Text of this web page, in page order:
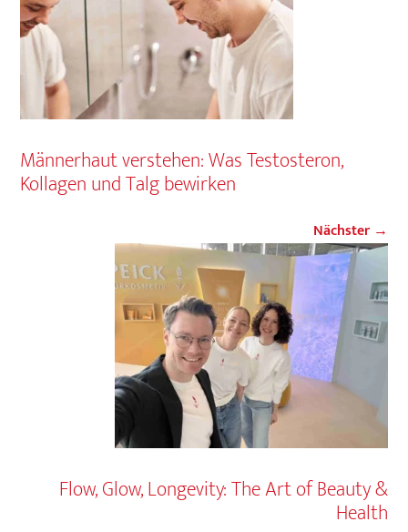
Männerhaut verstehen: Was Testosteron,
Kollagen und Talg bewirken
Nächster →
Flow, Glow, Longevity: The Art of Beauty &
Health